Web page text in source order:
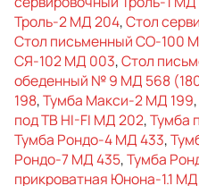
Троль-2 МД 204,Стол
Стол письменный СО-100
СЯ-102 МД 003,Стол
обеденный № 9 МД 568
198,Тумба Макси-2 МД 199,
под ТВ HI-FI МД 202,Тумба
Тумба Рондо-4 МД 433,
Рондо-7 МД 435,Тумба
прикроватная Юнона-1.1